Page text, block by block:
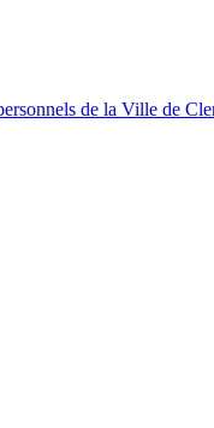
de la Ville de